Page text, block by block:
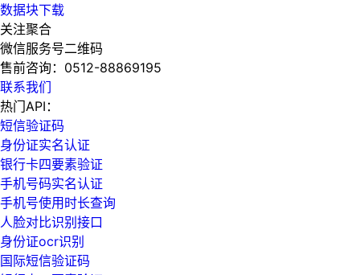
数据块下载
关注聚合
微信服务号二维码
售前咨询： 0512-88869195
联系我们
热门API：
短信验证码
身份证实名认证
银行卡四要素验证
手机号码实名认证
手机号使用时长查询
人脸对比识别接口
身份证ocr识别
国际短信验证码